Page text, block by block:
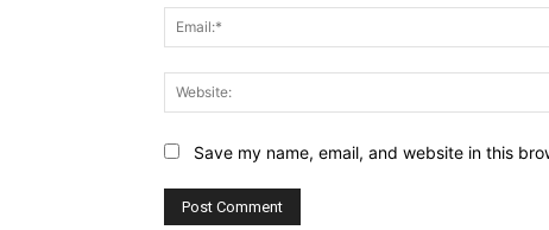
Save my name, email, and website in this